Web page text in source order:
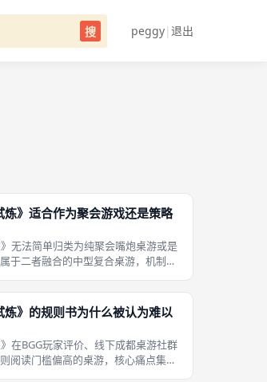
搜 peggy| 退出
炼》适合作为聚会游戏还是策略
》无法简单归类为纯聚会嘴炮桌游或是
于二者融合的中型复合桌游，机制同
随组队人数、玩家熟悉度灵活切换，
欢乐闲聊与
炼》的规则书为什么被认为难以
在BGG玩家评价、线下成都桌游社群
阅读门槛偏高的桌游，核心痛点集中